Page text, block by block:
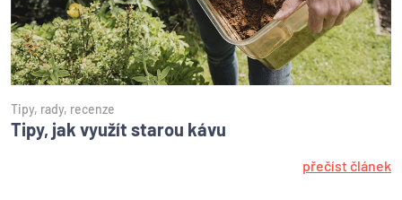
Tipy, rady, recenze
Tipy, jak využít starou kávu
přečíst článek